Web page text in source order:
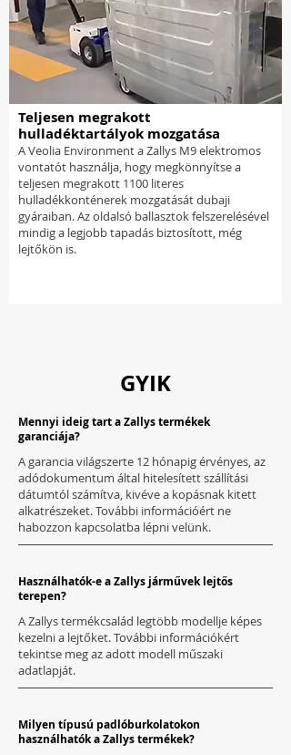
Teljesen megrakott
hulladéktartályok mozgatása
A Veolia Environment a Zallys M9 elektromos
vontatót használja, hogy megkönnyítse a
teljesen megrakott 1100 literes
hulladékkonténerek mozgatását dubaji
gyáraiban. Az oldalsó ballasztok felszerelésével
mindig a legjobb tapadás biztosított, még
lejtőkön is.
GYIK
Mennyi ideig tart a Zallys termékek
garanciája?
A garancia világszerte 12 hónapig érvényes, az
adódokumentum által hitelesített szállítási
dátumtól számítva, kivéve a kopásnak kitett
alkatrészeket. További információért ne
habozzon kapcsolatba lépni velünk.
Használhatók-e a Zallys járművek lejtős
terepen?
A Zallys termékcsalád legtöbb modellje képes
kezelni a lejtőket. További információkért
tekintse meg az adott modell műszaki
adatlapját.
Milyen típusú padlóburkolatokon
használhatók a Zallys termékek?